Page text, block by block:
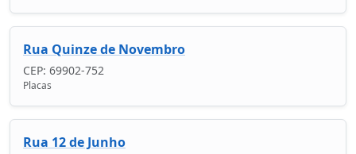
Rua Quinze de Novembro
CEP: 69902-752
Placas
Rua 12 de Junho